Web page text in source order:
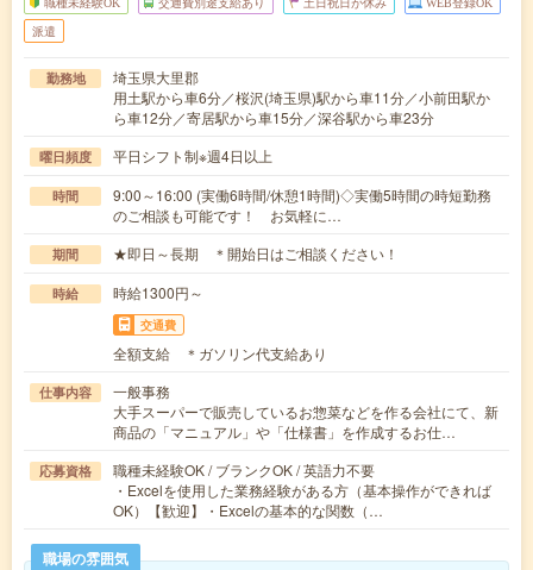
職種未経験OK 交通費別途支給あり 土日祝日が休み WEB登録OK
派遣
勤務地
埼玉県大里郡
用土駅から車6分／桜沢(埼玉県)駅から車11分／小前田駅か
ら車12分／寄居駅から車15分／深谷駅から車23分
曜日頻度 平日シフト制※週4日以上
時間
9:00～16:00 (実働6時間/休憩1時間)◇実働5時間の時短勤務
のご相談も可能です！ お気軽に…
期間 ★即日～長期 ＊開始日はご相談ください！
時給 時給1300円～
交通費
全額支給 ＊ガソリン代支給あり
仕事内容
一般事務
大手スーパーで販売しているお惣菜などを作る会社にて、新
商品の「マニュアル」や「仕様書」を作成するお仕…
応募資格
職種未経験OK / ブランクOK / 英語力不要
・Excelを使用した業務経験がある方（基本操作ができれば
OK）【歓迎】・Excelの基本的な関数（…
職場の雰囲気